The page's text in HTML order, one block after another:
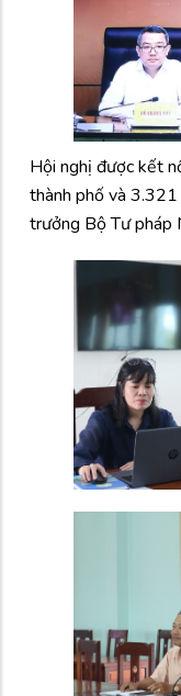
Hội nghị được kết
thành phố và 3.321
trưởng Bộ Tư pháp